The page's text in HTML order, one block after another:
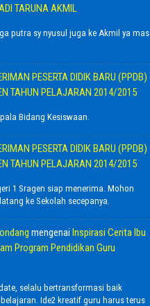
TARUNA AKMIL
putra sy nyusul juga ke Akmil ya mas
PESERTA DIDIK BARU (PPDB)
TAHUN PELAJARAN 2014/2015
Bidang Kesiswaan.
PESERTA DIDIK BARU (PPDB)
TAHUN PELAJARAN 2014/2015
1 Sragen siap menerima. Mohon
ke Sekolah secepanya.
mengenaiInspirasi Cerita Ibu
Program Pendidikan Guru
selalu bertransformasi baik
Ide2 kreatif guru harus terus